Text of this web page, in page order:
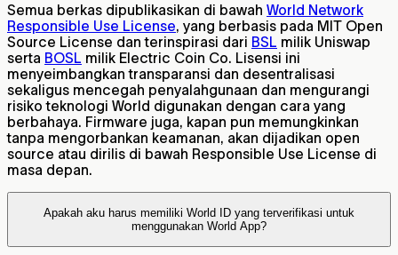
Semua berkas dipublikasikan di bawah World Network
Responsible Use License, yang berbasis pada MIT Open
Source License dan terinspirasi dari BSL milik Uniswap
serta BOSL milik Electric Coin Co. Lisensi ini
menyeimbangkan transparansi dan desentralisasi
sekaligus mencegah penyalahgunaan dan mengurangi
risiko teknologi World digunakan dengan cara yang
berbahaya. Firmware juga, kapan pun memungkinkan
tanpa mengorbankan keamanan, akan dijadikan open
source atau dirilis di bawah Responsible Use License di
masa depan.
Apakah aku harus memiliki World ID yang terverifikasi untuk
menggunakan World App?